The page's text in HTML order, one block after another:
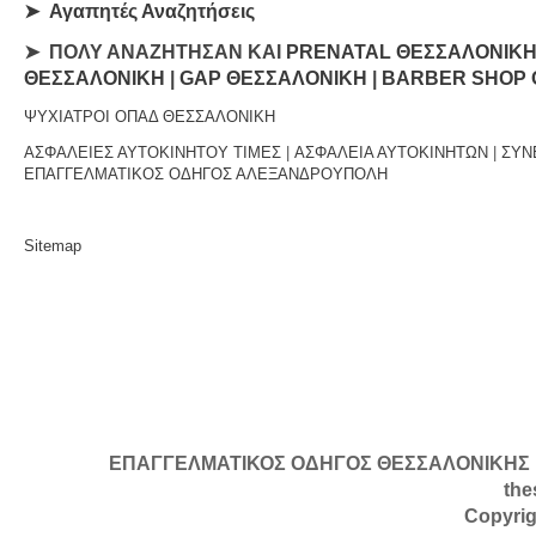
➤ Αγαπητές Αναζητήσεις
➤ ΠΟΛΥ ΑΝΑΖΗΤΗΣΑΝ ΚΑΙ
PRENATAL ΘΕΣΣΑΛΟΝΙΚΗ
ΘΕΣΣΑΛΟΝΙΚΗ
GAP ΘΕΣΣΑΛΟΝΙΚΗ BARBER
ΨΥΧΙΑΤΡΟΙ ΟΠΑΔ ΘΕΣΣΑΛΟΝΙΚΗ
ΑΣΦΑΛΕΙΕΣ ΑΥΤΟΚΙΝΗΤΟΥ ΤΙΜΕΣ
ΑΣΦΑΛΕΙΑ ΑΥΤΟΚΙΝΗΤΩΝ
ΕΠΑΓΓΕΛΜΑΤΙΚΟΣ ΟΔΗΓΟΣ ΑΛΕΞΑΝΔΡΟΥΠΟΛΗ
Sitemap
ΕΠΑΓΓΕΛΜΑΤΙΚΟΣ ΟΔΗΓΟΣ ΘΕΣΣΑΛΟΝΙΚΗΣ